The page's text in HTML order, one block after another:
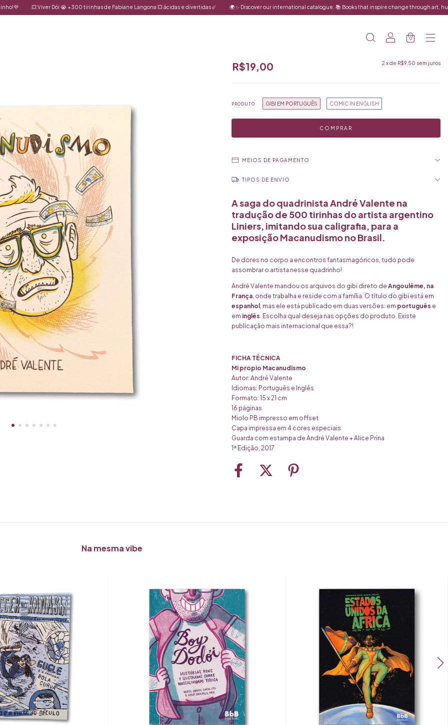
💥 Viver Dói 😭 +300 tirinhas de Fabiane Langona 💥 ácidas e divertidas ☄️ 🌍 ✨ Discover our international catalogue. 📚 Books that inspire change through art, humor and
0
R$19,00 2 x de R$9,50 sem juros
PRODUTO GIBI EM PORTUGUÊS COMIC IN ENGLISH
MEIOS DE PAGAMENTO
A saga do quadrinista André Valente na
tradução de 500 tirinhas do artista argentino
Liniers, imitando sua caligrafia, para a
exposição Macanudismo no Brasil.
De dores no corpo a encontros fantasmagóricos, tudo pode
assombrar o artista nesse quadrinho!
André Valente mandou os arquivos do gibi direto de Angoulême, na
França , onde trabalha e reside com a família. O título do gibi está em
espanhol
, mas ele está publicado em duas versões: em português e
em inglês . Escolha qual deseja nas opções do produto. Existe
publicação mais internacional que essa?!
FICHA TÉCNICA
Mi propio Macanudismo
Autor: André Valente
Idiomas: Português e Inglês
Formato: 15 x 21 cm
16 páginas
Miolo PB impresso em offset
Capa impressa em 4 cores especiais
Guarda com estampa de André Valente + Alice Prina
1ª Edição, 2017
Na mesma vibe